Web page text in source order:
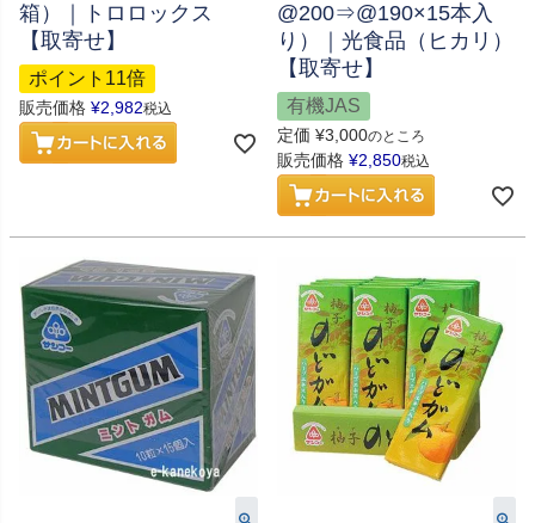
箱）｜トロロックス
【取寄せ】
ポイント11倍
販売価格 ¥2,982税込
@200⇒@190×15本入
り）｜光食品（ヒカリ）
【取寄せ】
有機JAS
定価 ¥3,000のところ
販売価格 ¥2,850税込